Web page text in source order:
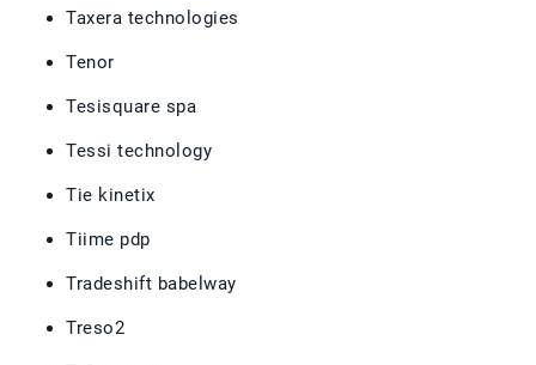
Taxera technologies
Tenor
Tesisquare spa
Tessi technology
Tie kinetix
Tiime pdp
Tradeshift babelway
Treso2